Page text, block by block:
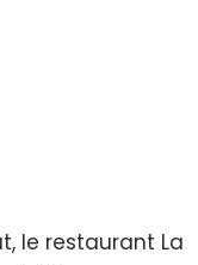
le restaurant La